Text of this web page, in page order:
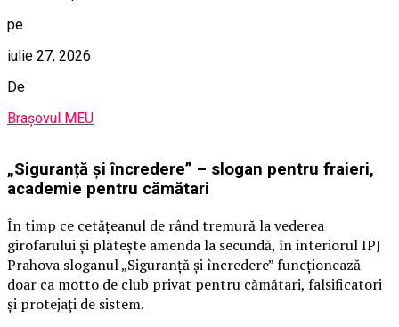
pe
iulie 27, 2026
De
Brașovul MEU
„Siguranță și încredere” – slogan pentru fraieri,
academie pentru cămătari
În timp ce cetățeanul de rând tremură la vederea
girofarului și plătește amenda la secundă, în interiorul IPJ
Prahova sloganul „Siguranță și încredere” funcționează
doar ca motto de club privat pentru cămătari, falsificatori
și protejați de sistem.